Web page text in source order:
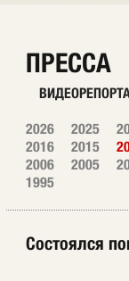
ПРЕССА
2026 2025
2016
2015
2006
2005
1995
Состоялся